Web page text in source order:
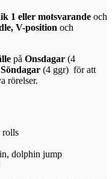
1 eller motsvarande och
V-position och
på Onsdagar (4
Söndagar (4 ggr) för att
rörelser.
rolls
dolphin jump